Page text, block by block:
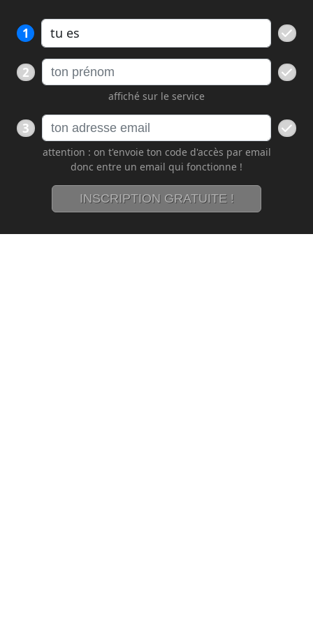
1
2
affiché sur le service
3
attention : on t'envoie ton code d'accès par email
donc entre un email qui fonctionne !
INSCRIPTION GRATUITE !